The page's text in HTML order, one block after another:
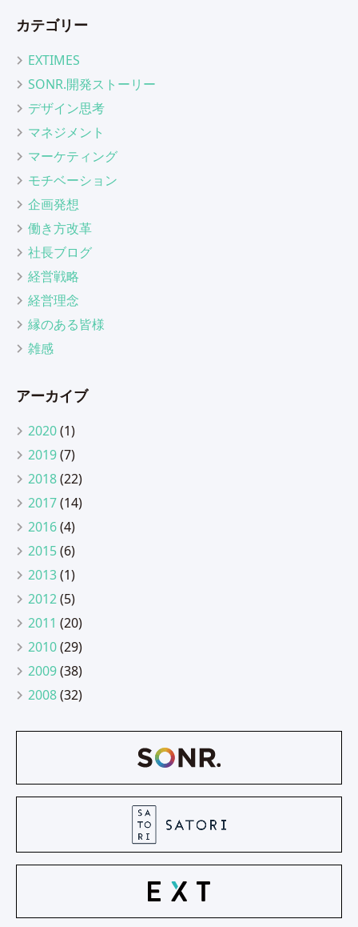
カテゴリー
EXTIMES
SONR.開発ストーリー
デザイン思考
マネジメント
マーケティング
モチベーション
企画発想
働き方改革
社長ブログ
経営戦略
経営理念
縁のある皆様
雑感
アーカイブ
2020(1)
2019(7)
2018(22)
2017(14)
2016(4)
2015(6)
2013(1)
2012(5)
2011 (20)
2010(29)
2009(38)
2008(32)